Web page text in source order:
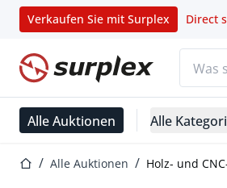
Verkaufen Sie mit Surplex Direct
Startseite
Alle Auktionen Alle
StartseiteAlle Auktionen
Holz- und